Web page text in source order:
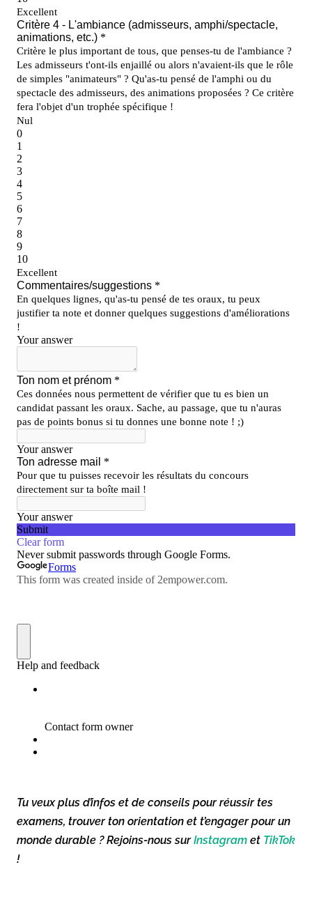
Tu veux plus d’infos et de conseils pour réussir tes
examens, trouver ton orientation et t’engager pour un
monde durable ? Rejoins-nous surInstagram et TikTok
!